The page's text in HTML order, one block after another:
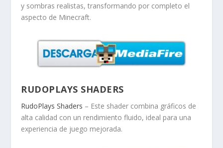
y sombras realistas, transformando por completo el
aspecto de Minecraft.
RUDOPLAYS SHADERS
RudoPlays Shaders – Este shader combina gráficos de
alta calidad con un rendimiento fluido, ideal para una
experiencia de juego mejorada.